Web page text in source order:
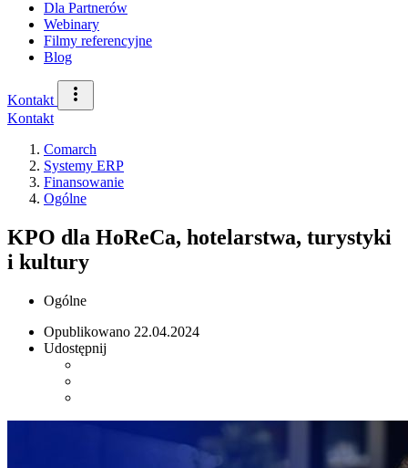
Dla Partnerów
Webinary
Filmy referencyjne
Blog
Kontakt
Kontakt
Comarch
Systemy ERP
Finansowanie
Ogólne
KPO dla HoReCa, hotelarstwa, turystyki
i kultury
Ogólne
Opublikowano 22.04.2024
Udostępnij